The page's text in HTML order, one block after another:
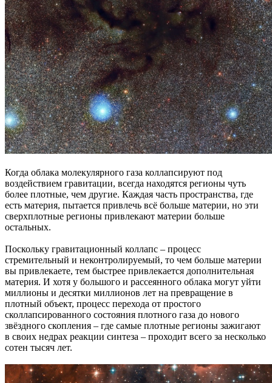
Когда облака молекулярного газа коллапсируют под
воздействием гравитации, всегда находятся регионы чуть
более плотные, чем другие. Каждая часть пространства, где
есть материя, пытается привлечь всё больше материи, но эти
сверхплотные регионы привлекают материи больше
остальных.
Поскольку гравитационный коллапс – процесс
стремительный и неконтролируемый, то чем больше материи
вы привлекаете, тем быстрее привлекается дополнительная
материя. И хотя у большого и рассеянного облака могут уйти
миллионы и десятки миллионов лет на превращение в
плотный объект, процесс перехода от простого
сколлапсированного состояния плотного газа до нового
звёздного скопления – где самые плотные регионы зажигают
в своих недрах реакции синтеза – проходит всего за несколько
сотен тысяч лет.